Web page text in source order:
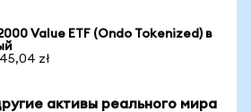
Value ETF (Ondo Tokenized) в
zł
активы реального мира